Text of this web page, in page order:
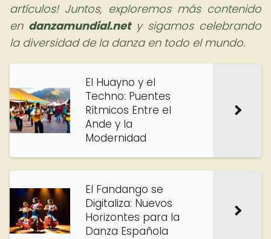
artículos! Juntos, exploremos más contenido
en danzamundial.nety sigamos celebrando
la diversidad de la danza en todo el mundo.
El Huayno y el
Techno: Puentes
Rítmicos Entre el
Ande y la
Modernidad
El Fandango se
Digitaliza: Nuevos
Horizontes para la
Danza Española